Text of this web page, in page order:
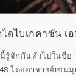
ไดไบเกคาซัน เ
รู้จักกันทั่วไปในชื่อ
โดยอาจารย์เซน